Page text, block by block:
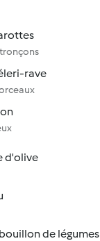
rave
d'olive
de légumes